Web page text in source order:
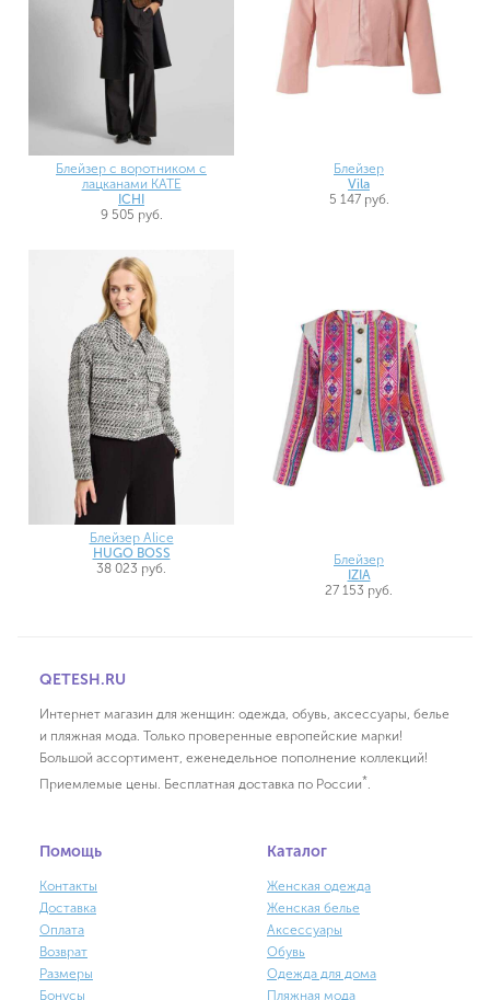
Блейзер с воротником с
лацканами KATE
ICHI
9 505 руб.
Блейзер
Vila
5 147 руб.
Блейзер Alice
HUGO BOSS
38 023 руб.
Блейзер
IZIA
27 153 руб.
QETESH.RU
Интернет магазин для женщин: одежда, обувь, аксессуары, белье
и пляжная мода. Только проверенные европейские марки!
Большой ассортимент, еженедельное пополнение коллекций!
Приемлемые цены. Бесплатная доставка по России*.
Помощь
Контакты
Доставка
Оплата
Возврат
Размеры
Бонусы
Каталог
Женская одежда
Женская белье
Аксессуары
Обувь
Одежда для дома
Пляжная мода